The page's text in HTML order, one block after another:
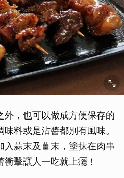
外，也可以做成方便保存的
料或是沾醬都別有風味。
蒜末及薑末，塗抹在肉串
擊讓人一吃就上癮！